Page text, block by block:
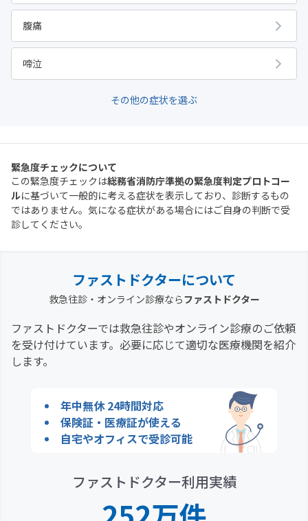
腹痛
啼泣
その他の症状を選ぶ
緊急度チェックについて
この緊急度チェックは総務省消防庁準拠の緊急度判定プロトコー
ルに基づいて一般的に考える症状を表示しており、診断するもの
ではありません。気になる症状がある場合にはご自身の判断で受
診してください。
ファストドクターについて
救急往診・オンライン診療ならファストドクター
ファストドクターでは救急往診やオンライン診療のご依頼
を受け付けています。必要に応じて適切な医療機関を紹介
します。
年中無休 24時間対応
保険証・医療証が使える
自宅やオフィスで受診可能
ファストドクター利用実績